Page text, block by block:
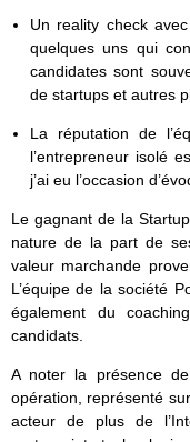
Un reality check
quelques uns qui
candidates sont
de startups et autres
La réputation de
l’entrepreneur isolé
j’ai eu l’occasion
Le gagnant de la
nature de la part de
valeur marchande
L’équipe de la société
également du
candidats.
A noter la présence de
opération, représenté
acteur de plus de